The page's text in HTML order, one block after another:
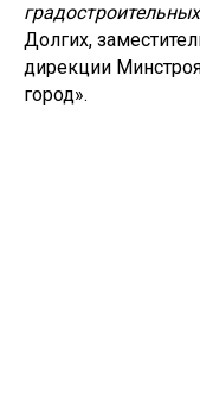
Долгих,
дирекции
город».